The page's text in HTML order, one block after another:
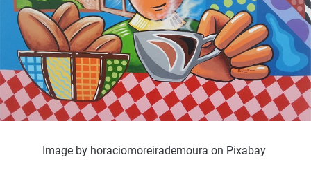
Image by horaciomoreirademoura on Pixabay